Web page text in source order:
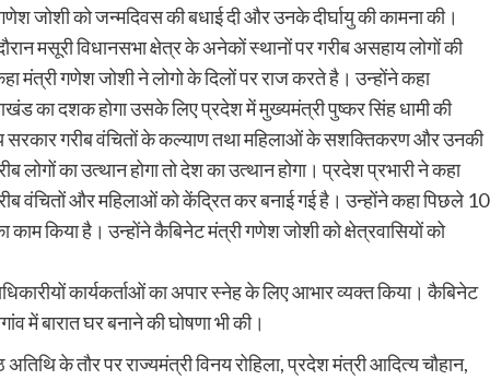
जोशी को जन्मदिवस की बधाई दी और उनके दीर्घायु की कामना की।
मसूरी विधानसभा क्षेत्र के अनेकों स्थानों पर गरीब असहाय लोगों की
मंत्री गणेश जोशी ने लोगो के दिलों पर राज करते है। उन्होंने कहा
का दशक होगा उसके लिए प्रदेश में मुख्यमंत्री पुष्कर सिंह धामी की
सरकार गरीब वंचितों के कल्याण तथा महिलाओं के सशक्तिकरण और उनकी
का उत्थान होगा तो देश का उत्थान होगा। प्रदेश प्रभारी ने कहा
वंचितों और महिलाओं को केंद्रित कर बनाई गई है। उन्होंने कहा पिछले 10
किया है। उन्होंने कैबिनेट मंत्री गणेश जोशी को क्षेत्रवासियों को
कार्यकर्ताओं का अपार स्नेह के लिए आभार व्यक्त किया। कैबिनेट
में बारात घर बनाने की घोषणा भी की।
अतिथि के तौर पर राज्यमंत्री विनय रोहिला, प्रदेश मंत्री आदित्य चौहान,